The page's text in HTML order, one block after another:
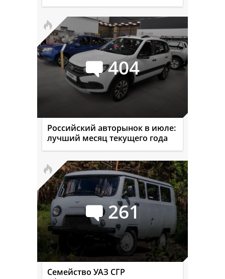
404
Российский авторынок в июле:
лучший месяц текущего года
261
Семейство УАЗ СГР